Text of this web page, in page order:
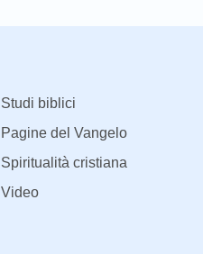
Studi biblici
Pagine del Vangelo
Spiritualità cristiana
Video